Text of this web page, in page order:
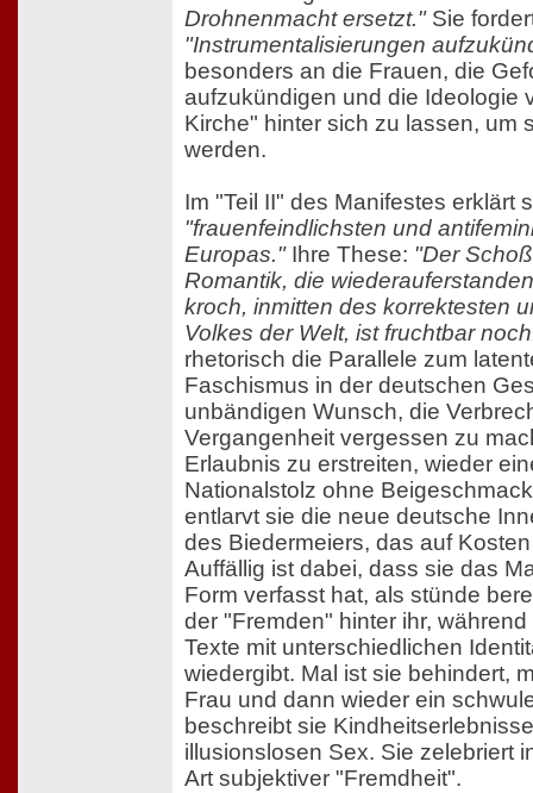
Drohnenmacht ersetzt."Sie
"Instrumentalisierungen
besonders an die Frauen, die
aufzukündigen und die Ideologie
Kirche" hinter sich zu lassen, um
werden.
Im "Teil II" des Manifestes erklärt
"frauenfeindlichsten und
Europas."Ihre These: "Der
Romantik, die
kroch, inmitten des korrektesten
Volkes der Welt, ist fruchtbar
rhetorisch die Parallele zum
Faschismus in der deutschen
unbändigen Wunsch, die
Vergangenheit vergessen zu
Erlaubnis zu erstreiten, wieder
Nationalstolz ohne
entlarvt sie die neue deutsche
des Biedermeiers, das auf
Auffällig ist dabei, dass sie das
Form verfasst hat, als stünde
der "Fremden" hinter ihr,
Texte mit unterschiedlichen
wiedergibt. Mal ist sie behindert,
Frau und dann wieder ein
beschreibt sie
illusionslosen Sex. Sie zelebriert
Art subjektiver "Fremdheit".